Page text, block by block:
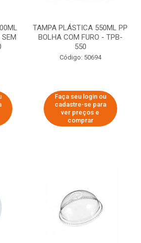
TAMPA PLÁSTICA 550ML PP
BOLHA COM FURO - TPB-
550
Código: 50694
Faça seu login ou
cadastre-se para
ver preços e
comprar